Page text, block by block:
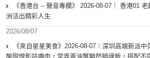
《香港台 – 聲音專欄》 2026-08-07｜ 香港01
洲活出精彩人生
2026/08/07
《來自星星美食》2026-08-07︱深圳高端新派
酸甜燈影咕嚕肉，堂弄黃油蟹黯然銷魂飯，搭配不